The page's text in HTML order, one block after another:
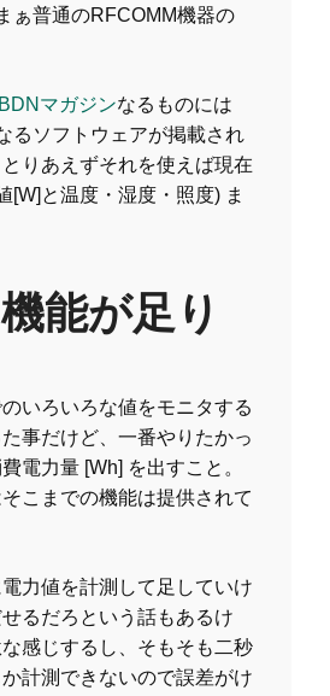
ぁ普通のRFCOMM機器の
マガジンなるものには
るソフトウェアが掲載され
りあえずそれを使えば現在
[W]と温度・湿度・照度) ま
能が足り
いろいろな値をモニタする
事だけど、一番やりたかっ
電力量 [Wh] を出すこと。
そこまでの機能は提供されて
力値を計測して足していけ
るだろという話もあるけ
感じするし、そもそも二秒
計測できないので誤差がけ